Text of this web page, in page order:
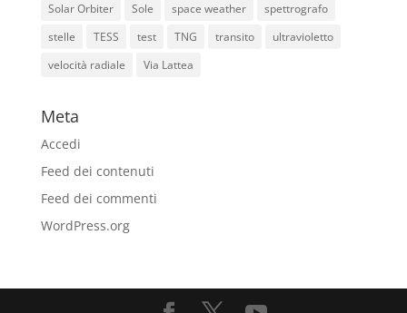
Solar Orbiter
Sole space weather
spettrografo
stelle
TESS test TNG transito
ultravioletto
velocità radiale
Via Lattea
Meta
Accedi
Feed dei contenuti
Feed dei commenti
WordPress.org